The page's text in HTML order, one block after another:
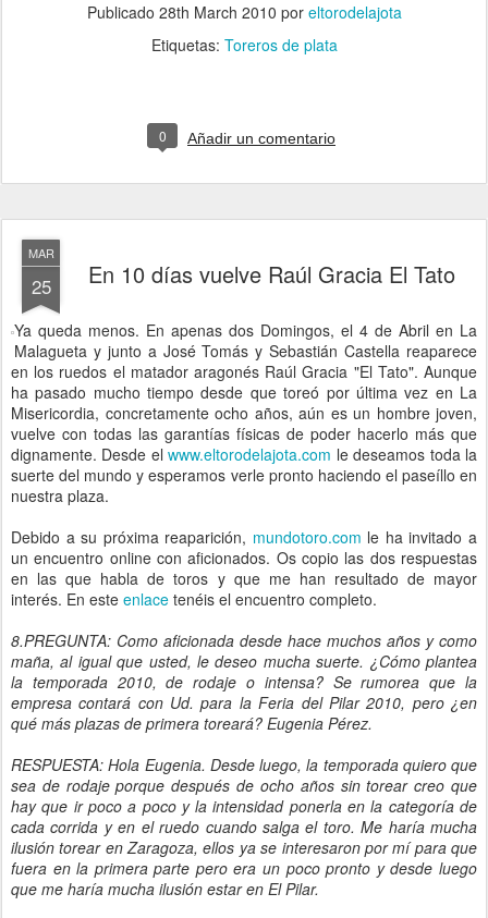
Publicado 28th March 2010 por eltorodelajota
Etiquetas: Toreros de plata
0 Añadir un comentario
MAR
25 En 10 días vuelve Raúl Gracia El Tato
Ya queda menos. En apenas dos Domingos, el 4 de Abril en La
Malagueta y junto a José Tomás y Sebastián Castella reaparece
en los ruedos el matador aragonés Raúl Gracia "El Tato". Aunque
ha pasado mucho tiempo desde que toreó por última vez en La
Misericordia, concretamente ocho años, aún es un hombre joven,
vuelve con todas las garantías físicas de poder hacerlo más que
dignamente. Desde elwww.eltorodelajota.com le deseamos toda la
suerte del mundo y esperamos verle pronto haciendo el paseíllo en
nuestra plaza.
Debido a su próxima reaparición, mundotoro.com le ha invitado a
un encuentro online con aficionados. Os copio las dos respuestas
en las que habla de toros y que me han resultado de mayor
interés. En este enlace tenéis el encuentro completo.
8.PREGUNTA: Como aficionada desde hace muchos años y como
maña, al igual que usted, le deseo mucha suerte. ¿Cómo plantea
la temporada 2010, de rodaje o intensa? Se rumorea que la
empresa contará con Ud. para la Feria del Pilar 2010, pero ¿en
qué más plazas de primera toreará? Eugenia Pérez.
RESPUESTA: Hola Eugenia. Desde luego, la temporada quiero que
sea de rodaje porque después de ocho años sin torear creo que
hay que ir poco a poco y la intensidad ponerla en la categoría de
cada corrida y en el ruedo cuando salga el toro. Me haría mucha
ilusión torear en Zaragoza, ellos ya se interesaron por mí para que
fuera en la primera parte pero era un poco pronto y desde luego
que me haría mucha ilusión estar en El Pilar.